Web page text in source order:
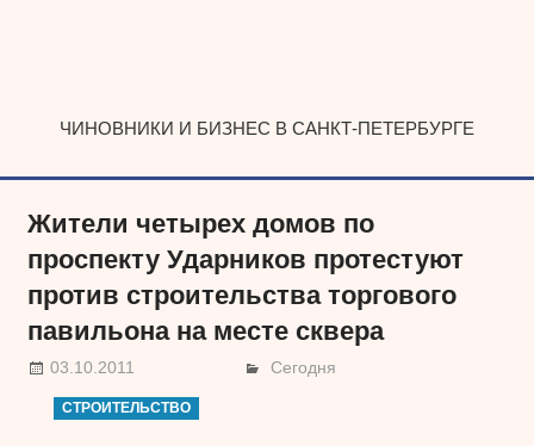
ЧИНОВНИКИ И БИЗНЕС В САНКТ-ПЕТЕРБУРГЕ
Жители четырех домов по
проспекту Ударников протестуют
против строительства торгового
павильона на месте сквера
03.10.2011 Сегодня
СТРОИТЕЛЬСТВО